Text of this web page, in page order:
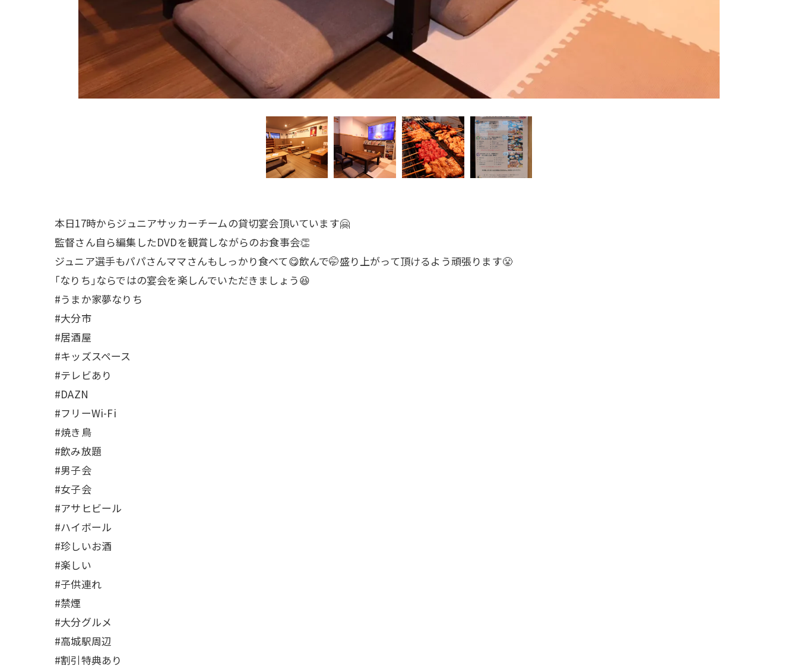
本日17時からジュニアサッカーチームの貸切宴会頂いています🤗
監督さん自ら編集したDVDを観賞しながらのお食事会👏
ジュニア選手もパパさんママさんもしっかり食べて😋飲んで🤭盛り上がって頂けるよう頑張ります😤
｢なりち｣ならではの宴会を楽しんでいただきましょう😆
#うまか家夢なりち
#大分市
#居酒屋
#キッズスペース
#テレビあり
#DAZN
#フリーWi-Fi
#焼き鳥
#飲み放題
#男子会
#女子会
#アサヒビール
#ハイボール
#珍しいお酒
#楽しい
#子供連れ
#禁煙
#大分グルメ
#高城駅周辺
#割引特典あり